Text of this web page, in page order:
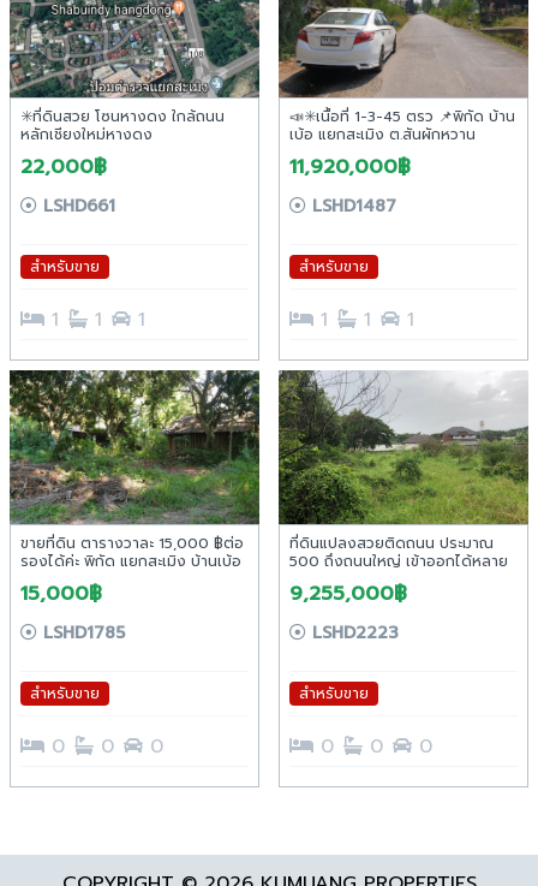
✳️ที่ดินสวย โซนหางดง ใกล้ถนน
หลักเชียงใหม่หางดง
22,000฿
LSHD661
สำหรับขาย
1 1 1
📣✳️เนื้อที่ 1-3-45 ตรว 📌พิกัด บ้าน
เบ้อ แยกสะเมิง ต.สันผักหวาน
หางดง 🚩ขาย 16,000 ฿/ตรว
11,920,000฿
LSHD1487
สำหรับขาย
1 1 1
ขายที่ดิน ตารางวาละ 15,000 ฿ต่อ
รองได้ค่ะ พิกัด แยกสะเมิง บ้านเบ้อ
15,000฿
LSHD1785
สำหรับขาย
0 0 0
ที่ดินแปลงสวยติดถนน ประมาณ
500 ถึงถนนใหญ่ เข้าออกได้หลาย
9,255,000฿
LSHD2223
สำหรับขาย
0 0 0